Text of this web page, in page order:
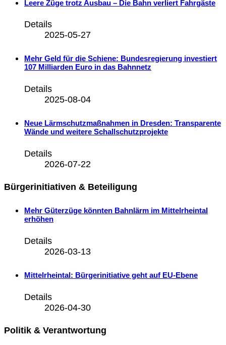
Leere Züge trotz Ausbau – Die Bahn verliert Fahrgäste
Details
2025-05-27
Mehr Geld für die Schiene: Bundesregierung investiert
107 Milliarden Euro in das Bahnnetz
Details
2025-08-04
Neue Lärmschutzmaßnahmen in Dresden: Transparente
Wände und weitere Schallschutzprojekte
Details
2026-07-22
Bürgerinitiativen & Beteiligung
Mehr Güterzüge könnten Bahnlärm im Mittelrheintal
erhöhen
Details
2026-03-13
Mittelrheintal: Bürgerinitiative geht auf EU-Ebene
Details
2026-04-30
Politik & Verantwortung